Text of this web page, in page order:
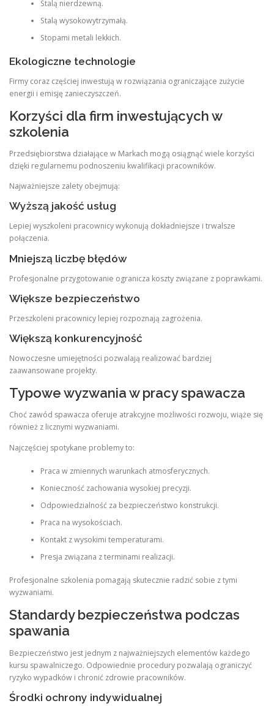
Stalą nierdzewną.
Stalą wysokowytrzymałą.
Stopami metali lekkich.
Ekologiczne technologie
Firmy coraz częściej inwestują w rozwiązania ograniczające zużycie
energii i emisję zanieczyszczeń.
Korzyści dla firm inwestujących w
szkolenia
Przedsiębiorstwa działające w Markach mogą osiągnąć wiele korzyści
dzięki regularnemu podnoszeniu kwalifikacji pracowników.
Najważniejsze zalety obejmują:
Wyższą jakość usług
Lepiej wyszkoleni pracownicy wykonują dokładniejsze i trwalsze
połączenia.
Mniejszą liczbę błędów
Profesjonalne przygotowanie ogranicza koszty związane z poprawkami.
Większe bezpieczeństwo
Przeszkoleni pracownicy lepiej rozpoznają zagrożenia.
Większą konkurencyjność
Nowoczesne umiejętności pozwalają realizować bardziej
zaawansowane projekty.
Typowe wyzwania w pracy spawacza
Choć zawód spawacza oferuje atrakcyjne możliwości rozwoju, wiąże się
również z licznymi wyzwaniami.
Najczęściej spotykane problemy to:
Praca w zmiennych warunkach atmosferycznych.
Konieczność zachowania wysokiej precyzji.
Odpowiedzialność za bezpieczeństwo konstrukcji.
Praca na wysokościach.
Kontakt z wysokimi temperaturami.
Presja związana z terminami realizacji.
Profesjonalne szkolenia pomagają skutecznie radzić sobie z tymi
wyzwaniami.
Standardy bezpieczeństwa podczas
spawania
Bezpieczeństwo jest jednym z najważniejszych elementów każdego
kursu spawalniczego. Odpowiednie procedury pozwalają ograniczyć
ryzyko wypadków i chronić zdrowie pracowników.
Środki ochrony indywidualnej